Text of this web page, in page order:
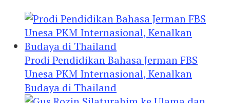
Prodi Pendidikan Bahasa Jerman FBS
Unesa PKM Internasional, Kenalkan
Budaya di Thailand